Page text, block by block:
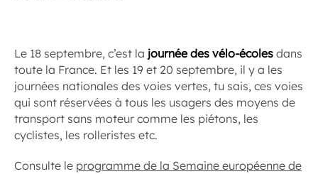
Le 18 septembre, c’est la journée des vélo-écoles dans
toute la France. Et les 19 et 20 septembre, il y a les
journées nationales des voies vertes, tu sais, ces voies
qui sont réservées à tous les usagers des moyens de
transport sans moteur comme les piétons, les
cyclistes, les rolleristes etc.
Consulte le programme de la Semaine européenne de